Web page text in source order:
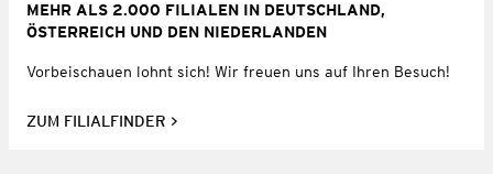
MEHR ALS 2.000 FILIALEN IN DEUTSCHLAND,
ÖSTERREICH UND DEN NIEDERLANDEN
Vorbeischauen lohnt sich! Wir freuen uns auf Ihren Besuch!
ZUM FILIALFINDER